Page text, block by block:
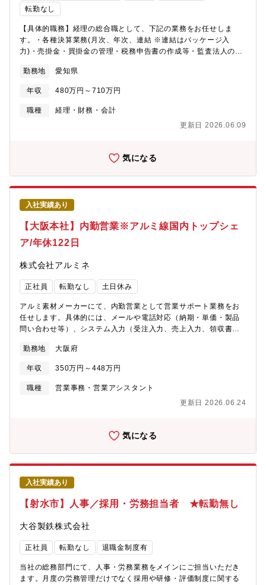
転勤なし
【具体的職務】経理の総合職として、下記の業務をお任せしま
す。・各種決算業務(月次、年次、連結 ※連結はパッケージ入
力)・売掛金・買掛金の管理・税務申告書の作成等・監査法人の監
め、それを見据えての募集です。1名の退職と50代部長代理の方の
定年退職を見据えての増員強化です。※チームのバランスを鑑
み、この度は税務の経験がある方を求めています！【組織構成】
経営管理・リスクマネジメント課 経理チーム 4名50代部長代理、
特徴】・伊藤忠商事(株)の100％出資子会社でありながら、人工鋳
のネットワークを活用できることが同社の最大の強みです。・製
品についても、高い品質を実現していることから、国内に留まら
ず全世界中で高いニーズがあります。■取り扱う製品の特徴・鋳型
材料とは、溶解した金属を流し込むための「鋳型」を作る材料。
中でもセラビーズは、天然でとれる珪砂とは異なり、高耐熱性、
高耐熱膨張性が高く、鋳物作製時により精度の高い物を作りたい
お客様や、商品に付加価値を提供したいメーカー様に利用されて
おります。国内外において、競合はかなり少ないです。※参入障
壁が高いため、安定した業界です！
勤務地 愛知県
年収 480万円～710万円
職種
経理・財務・会計
更新日 2026.06.09
気になる
入社実績あり
【大阪本社】内勤営業※アルミ線国内トップシェ
ア/年休122日
株式会社アルミネ
正社員 転勤なし 土日休み
アルミ素材メーカーにて、内勤営業として営業サポート業務をお
任せします。具体的には、メールや電話対応（納期・単価・製品
問い合わせ等）、システム入力（受注入力、売上入力、領収書
じて当社の事務業務を学んでいただきます。まずは内勤営業とし
てスタートし、知識や経験を積んだ後に将来的に営業職へ挑戦で
きる可能性もあります。【採用背景】欠員【同社の特徴】■同社は
アルミの素材メーカーで、自社独自の製造方法【連続鋳造圧延
製造。特に線に関しましては、日本でトップクラスのシェアを誇
体制で動いております。また、自社開発の連続鋳造圧延法による
結晶粒の均一に成功。金属組織内部も偏析がなく、均一な材料で
安定しており、応力割れ、応力歪もなく、切削性・鋳造性に優れ
ております。自動車特殊合金（重要保安部品）を始め、品質管理
の厳しい材料にも使用されています。
勤務地 大阪府
年収 350万円～448万円
職種
営業事務・営業アシスタント
更新日 2026.06.24
気になる
入社実績あり
【射水市】人事／採用・労務担当者 ★転勤無し
大谷製鉄株式会社
正社員 転勤なし 退職金制度有
当社の総務部門にて、人事・労務業務をメインにご担当いただき
ます。月度の労務管理だけでなく採用や研修・評価制度に関する